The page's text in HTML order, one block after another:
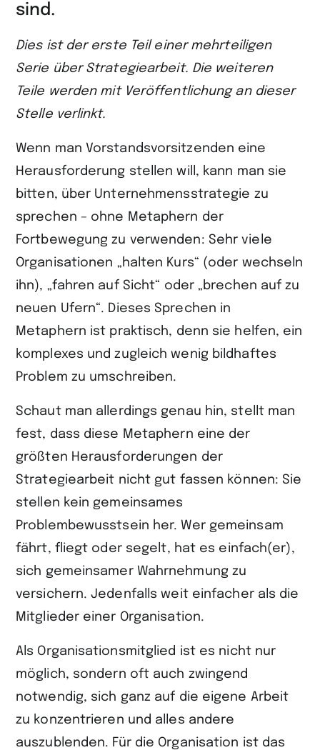
sind.
Dies ist der erste Teil einer mehrteiligen
Serie über Strategiearbeit. Die weiteren
Teile werden mit Veröffentlichung an dieser
Stelle verlinkt.
Wenn man Vorstandsvorsitzenden eine
Herausforderung stellen will, kann man sie
bitten, über Unternehmensstrategie zu
sprechen – ohne Metaphern der
Fortbewegung zu verwenden: Sehr viele
Organisationen „halten Kurs“ (oder wechseln
ihn), „fahren auf Sicht“ oder „brechen auf zu
neuen Ufern“. Dieses Sprechen in
Metaphern ist praktisch, denn sie helfen, ein
komplexes und zugleich wenig bildhaftes
Problem zu umschreiben.
Schaut man allerdings genau hin, stellt man
fest, dass diese Metaphern eine der
größten Herausforderungen der
Strategiearbeit nicht gut fassen können: Sie
stellen kein gemeinsames
Problembewusstsein her. Wer gemeinsam
fährt, fliegt oder segelt, hat es einfach(er),
sich gemeinsamer Wahrnehmung zu
versichern. Jedenfalls weit einfacher als die
Mitglieder einer Organisation.
Als Organisationsmitglied ist es nicht nur
möglich, sondern oft auch zwingend
notwendig, sich ganz auf die eigene Arbeit
zu konzentrieren und alles andere
auszublenden. Für die Organisation ist das